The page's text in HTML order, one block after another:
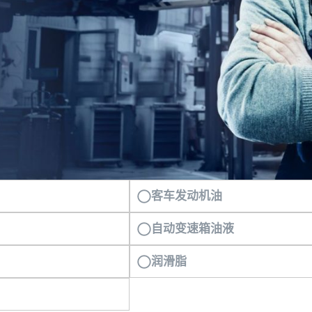
客车发动机油
自动变速箱油液
润滑脂